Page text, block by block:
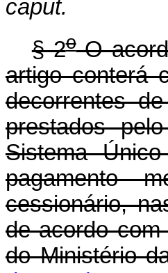
caput.
§ 2oO
artigo conterá
decorrentes
prestados
Sistema
pagamento
cessionário,
de acordo com
do Ministério